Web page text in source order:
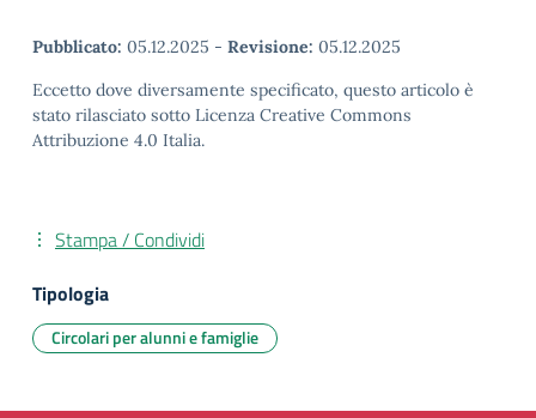
Pubblicato: 05.12.2025 - Revisione: 05.12.2025
Eccetto dove diversamente specificato, questo articolo è
stato rilasciato sotto Licenza Creative Commons
Attribuzione 4.0 Italia.
Stampa / Condividi
Tipologia
Circolari per alunni e famiglie